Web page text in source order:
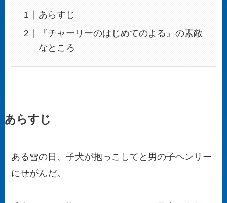
あらすじ
『チャーリーのはじめてのよる』の素敵
なところ
あらすじ
ある雪の日、子犬が抱っこしてと男の子ヘンリー
にせがんだ。